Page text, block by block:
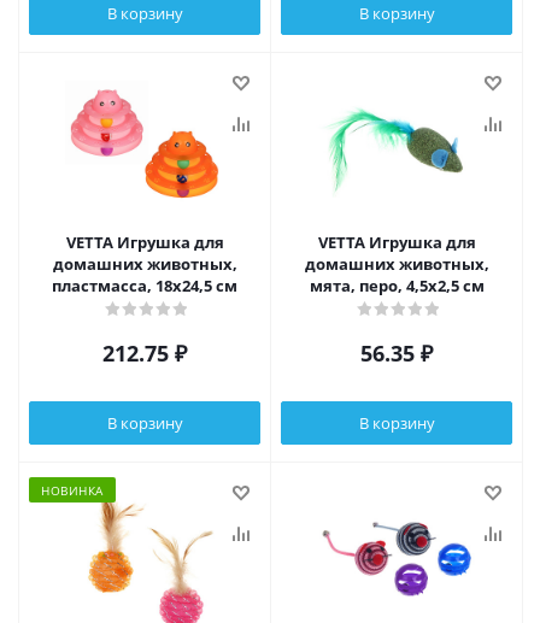
В корзину В корзину
VETTA Игрушка для
домашних животных,
пластмасса, 18х24,5 см
212.75 ₽
В корзину
VETTA Игрушка для
домашних животных,
мята, перо, 4,5х2,5 см
56.35 ₽
В корзину
НОВИНКА